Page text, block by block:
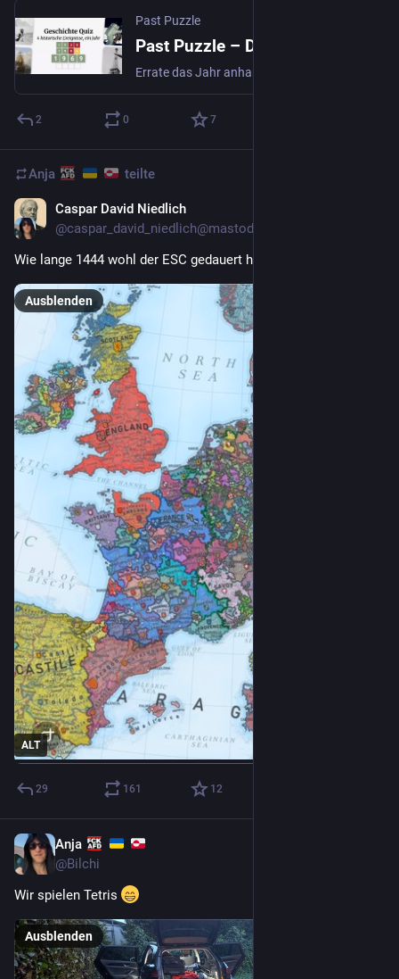
Past Puzzle
2 0 7
Anja teilte
Caspar David Niedlich
@caspar_david_niedlich@mastodon.social
Wie lange 1444 wohl der ESC gedauert hat?
ALT
Ausblenden
29 161 12
Anja
@Bilchi
Wir spielen Tetris
Ausblenden